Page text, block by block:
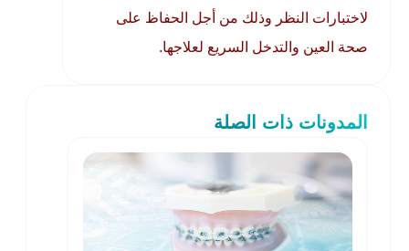
لاختبارات النظر وذلك من أجل الحفاظ على
صحة العين والتدخل السريع لعلاجها.
المدونات ذات الصلة